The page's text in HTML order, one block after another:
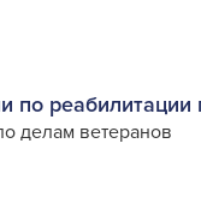
по реабилитации
делам ветеранов